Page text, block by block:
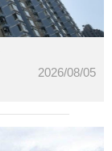
2026/08/05